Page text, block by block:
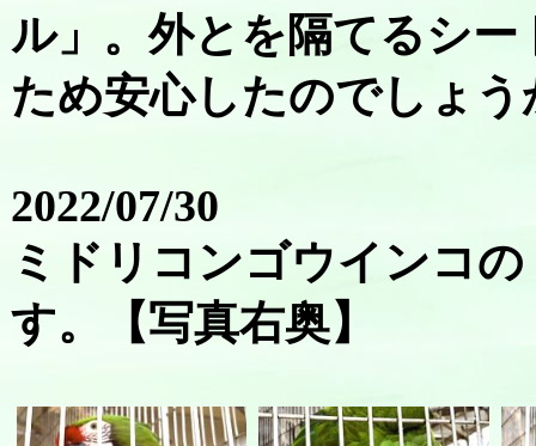
ル」。外とを隔てるシ
ため安心したのでしょ
2022/07/30
ミドリコンゴウインコ
す。【写真右奥】